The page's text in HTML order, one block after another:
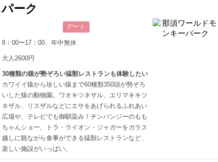
パーク
デート
8：00〜17：00、年中無休
大人2600円
30種類の猿が勢ぞろい猛獣レストランも体験したい
カワイイ猿から珍しい猿まで60種類350頭が勢ぞろ
いした猿の動物園。ワオキツネザル、エリマキキツ
ネザル、リスザルなどにエサをあげられるふれあい
広場や、テレビでも御馴染み！チンパンジーのもも
ちゃんショー、トラ・ライオン・ジャガーをガラス
越しに観ながら食事ができる猛獣レストランなど、
楽しい施設がいっぱい。